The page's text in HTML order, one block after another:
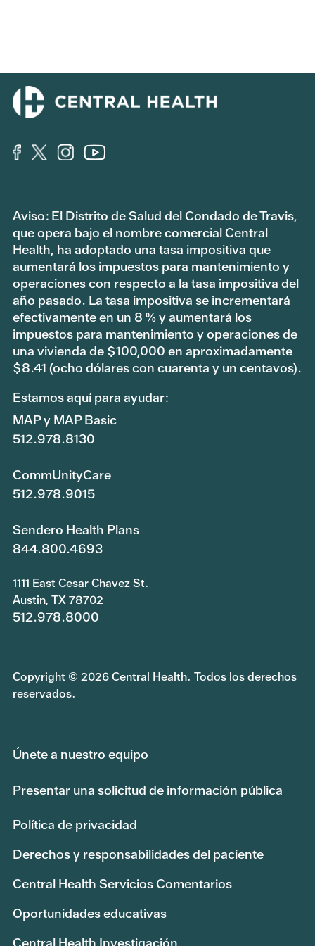
Aviso: El Distrito de Salud del Condado de Travis,
que opera bajo el nombre comercial Central
Health, ha adoptado una tasa impositiva que
aumentará los impuestos para mantenimiento y
operaciones con respecto a la tasa impositiva del
año pasado. La tasa impositiva se incrementará
efectivamente en un 8 % y aumentará los
impuestos para mantenimiento y operaciones de
una vivienda de $100,000 en aproximadamente
$8.41 (ocho dólares con cuarenta y un centavos).
Estamos aquí para ayudar:
MAP y MAP Basic
512.978.8130
CommUnityCare
512.978.9015
Sendero Health Plans
844.800.4693
1111 East Cesar Chavez St.
Austin, TX 78702
512.978.8000
Copyright © 2026 Central Health. Todos los derechos
reservados.
Únete a nuestro equipo
Presentar una solicitud de información pública
Política de privacidad
Derechos y responsabilidades del paciente
Central Health Servicios Comentarios
Oportunidades educativas
Central Health Investigación